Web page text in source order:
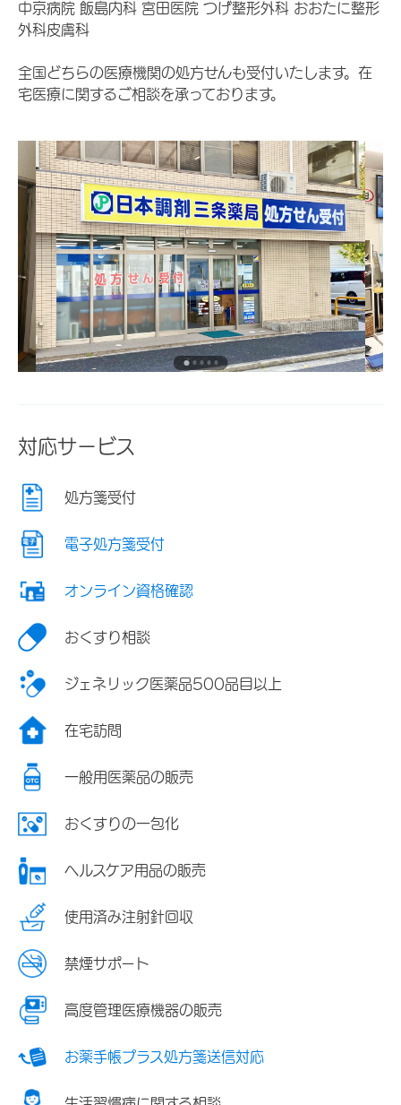
中京病院 飯島内科 宮田医院 つげ整形外科 おおたに整形
外科皮膚科
全国どちらの医療機関の処方せんも受付いたします。在
宅医療に関するご相談を承っております。
対応サービス
処方箋受付
電子処方箋受付
オンライン資格確認
おくすり相談
ジェネリック医薬品500品目以上
在宅訪問
一般用医薬品の販売
おくすりの一包化
ヘルスケア用品の販売
使用済み注射針回収
禁煙サポート
高度管理医療機器の販売
お薬手帳プラス処方箋送信対応